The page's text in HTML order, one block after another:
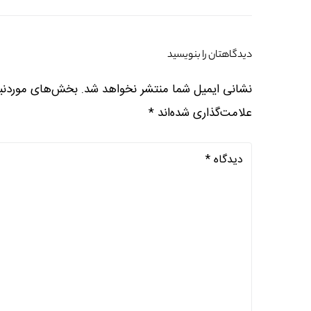
دیدگاهتان را بنویسید
نشانی ایمیل شما منتشر نخواهد شد. بخش‌های
علامت‌گذاری شده‌اند *